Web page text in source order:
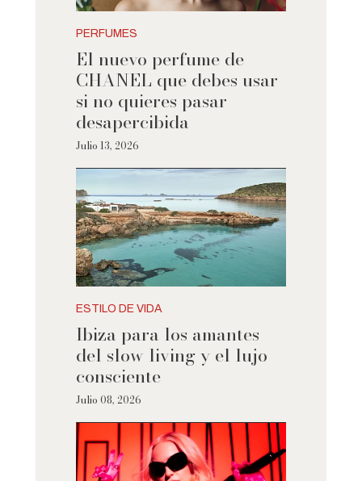
PERFUMES
El nuevo perfume de
CHANEL que debes usar
si no quieres pasar
desapercibida
Julio 13, 2026
ESTILO DE VIDA
Ibiza para los amantes
del slow living y el lujo
consciente
Julio 08, 2026